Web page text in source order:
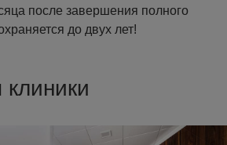
после завершения полного
до двух лет!